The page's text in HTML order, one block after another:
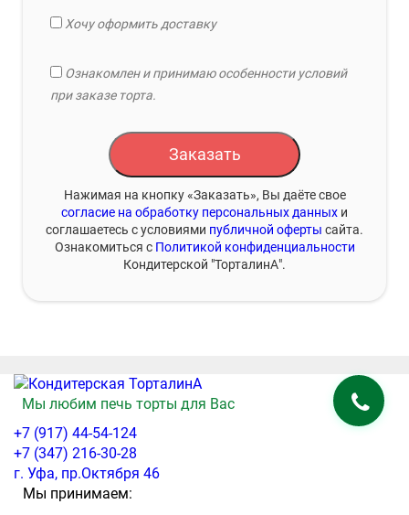
Хочу оформить доставку
Ознакомлен и принимаю особенности условий
при заказе торта.
Заказать
Нажимая на кнопку «Заказать», Вы даёте свое
согласие на обработку персональных данных и
соглашаетесь с условиями публичной оферты сайта.
Ознакомиться с Политикой конфиденциальности
Кондитерской "ТорталинА".
Мы любим печь торты для Вас
+7 (917) 44-54-124
+7 (347) 216-30-28
г. Уфа, пр.Октября 46
Мы принимаем: